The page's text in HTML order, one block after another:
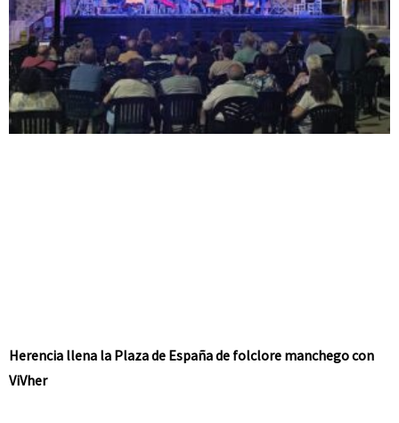
Herencia llena la Plaza de España de folclore manchego con
ViVher